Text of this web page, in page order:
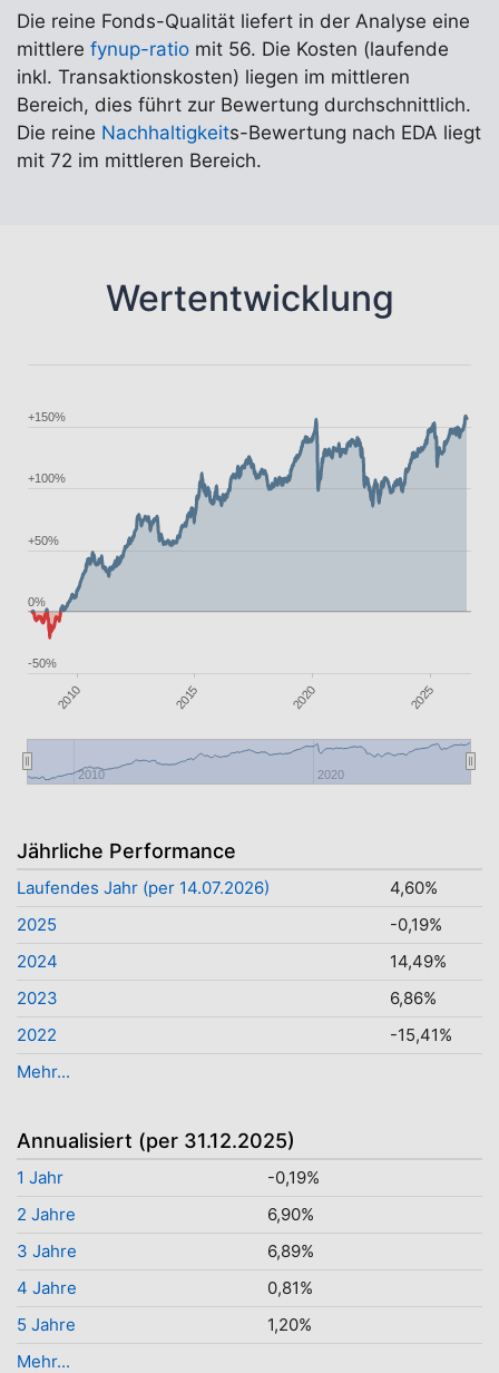
Die reine Fonds-Qualität liefert in der Analyse eine
mittlere fynup-ratio mit 56. Die Kosten (laufende
inkl. Transaktionskosten) liegen im mittleren
Bereich, dies führt zur Bewertung durchschnittlich.
Die reine Nachhaltigkeits-Bewertung nach EDA liegt
mit 72 im mittleren Bereich.
Wertentwicklung
2010 2015 2020 2025
2010 2020
-50%
0%
+50%
+100%
+150%
Jährliche Performance
Laufendes Jahr (per 14.07.2026)
4,60%
2025
-0,19%
2024
14,49%
2023
6,86%
2022
-15,41%
Mehr...
Annualisiert (per 31.12.2025)
1 Jahr
-0,19%
2 Jahre
6,90%
3 Jahre
6,89%
4 Jahre
0,81%
5 Jahre
1,20%
Mehr...